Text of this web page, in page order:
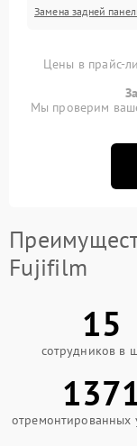
Замена задней
Цены в прайс-
Мы проверим
Fujifilm
15
сотрудников в
отремонтированных